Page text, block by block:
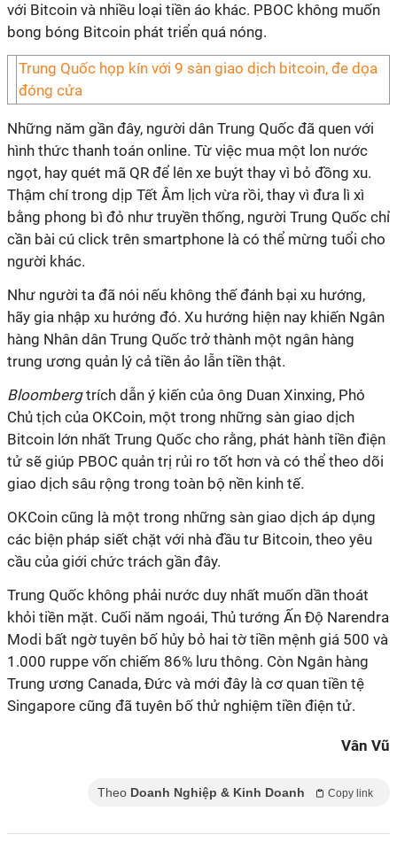
với Bitcoin và nhiều loại tiền áo khác. PBOC không muốn
bong bóng Bitcoin phát triển quá nóng.
Trung Quốc họp kín với 9 sàn giao dịch bitcoin, đe dọa
đóng cửa
Những năm gần đây, người dân Trung Quốc đã quen với
hình thức thanh toán online. Từ việc mua một lon nước
ngọt, hay quét mã QR để lên xe buýt thay vì bỏ đồng xu.
Thậm chí trong dịp Tết Âm lịch vừa rồi, thay vì đưa lì xì
bằng phong bì đỏ như truyền thống, người Trung Quốc chỉ
cần bài cú click trên smartphone là có thể mừng tuổi cho
người khác.
Như người ta đã nói nếu không thế đánh bại xu hướng,
hãy gia nhập xu hướng đó. Xu hướng hiện nay khiến Ngân
hàng Nhân dân Trung Quốc trở thành một ngân hàng
trung ương quản lý cả tiền ảo lẫn tiền thật.
Bloombergtrích dẫn ý kiến của ông Duan Xinxing, Phó
Chủ tịch của OKCoin, một trong những sàn giao dịch
Bitcoin lớn nhất Trung Quốc cho rằng, phát hành tiền điện
tử sẽ giúp PBOC quản trị rủi ro tốt hơn và có thể theo dõi
giao dịch sâu rộng trong toàn bộ nền kinh tế.
OKCoin cũng là một trong những sàn giao dịch áp dụng
các biện pháp siết chặt với nhà đầu tư Bitcoin, theo yêu
cầu của giới chức trách gần đây.
Trung Quốc không phải nước duy nhất muốn dần thoát
khỏi tiền mặt. Cuối năm ngoái, Thủ tướng Ấn Độ Narendra
Modi bất ngờ tuyên bố hủy bỏ hai tờ tiền mệnh giá 500 và
1.000 ruppe vốn chiếm 86% lưu thông. Còn Ngân hàng
Trung ương Canada, Đức và mới đây là cơ quan tiền tệ
Singapore cũng đã tuyên bố thử nghiệm tiền điện tử.
Vân Vũ
Theo Doanh Nghiệp & Kinh Doanh Copy link